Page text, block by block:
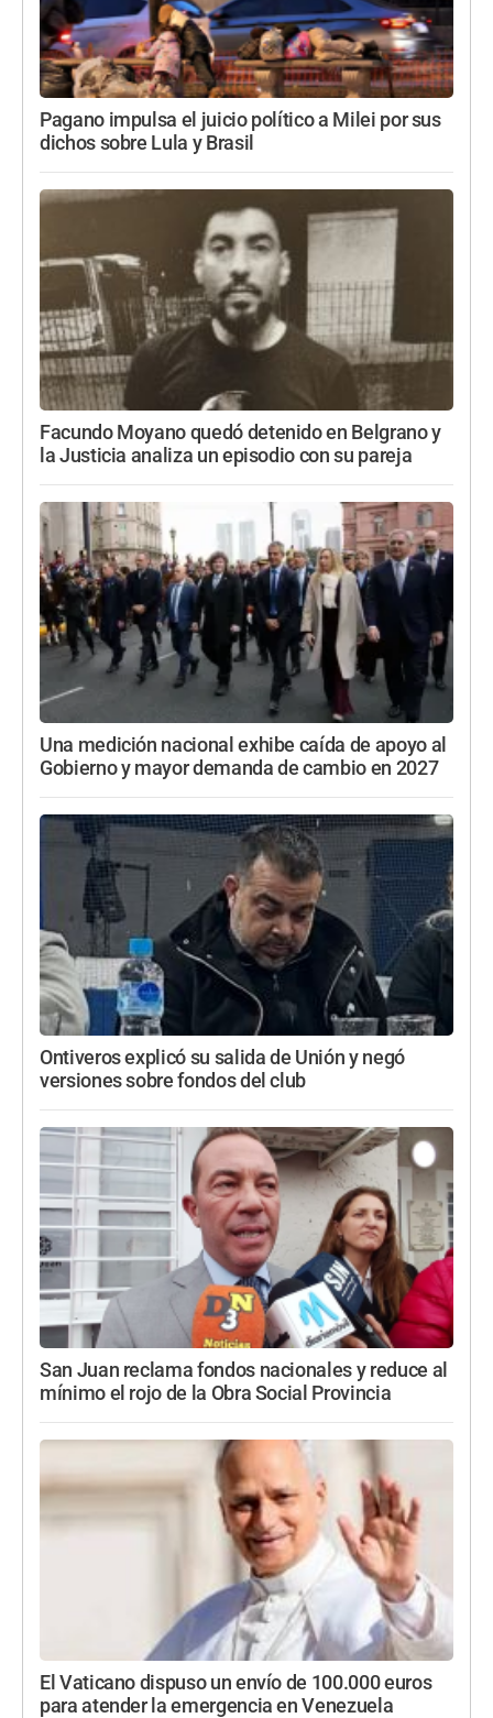
Pagano impulsa el juicio político a Milei por sus
dichos sobre Lula y Brasil
Facundo Moyano quedó detenido en Belgrano y
la Justicia analiza un episodio con su pareja
Una medición nacional exhibe caída de apoyo al
Gobierno y mayor demanda de cambio en 2027
Ontiveros explicó su salida de Unión y negó
versiones sobre fondos del club
San Juan reclama fondos nacionales y reduce al
mínimo el rojo de la Obra Social Provincia
El Vaticano dispuso un envío de 100.000 euros
para atender la emergencia en Venezuela